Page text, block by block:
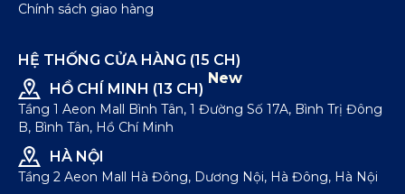
Chính sách giao hàng
HỆ THỐNG CỬA HÀNG (15 CH)
HỒ CHÍ MINH (13 CH)
New
Tầng 1 Aeon Mall Bình Tân, 1 Đường Số 17A, Bình Trị Đông
B, Bình Tân, Hồ Chí Minh
HÀ NỘI
Tầng 2 Aeon Mall Hà Đông, Dương Nội, Hà Đông, Hà Nội